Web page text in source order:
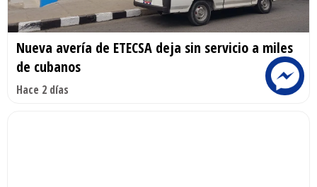
Nueva avería de ETECSA deja sin servicio a miles
de cubanos
Hace 2 días